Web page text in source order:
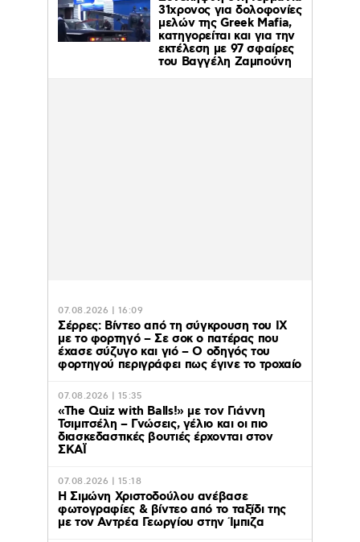
31χρονος για δολοφονίες
μελών της Greek Mafia,
κατηγορείται και για την
εκτέλεση με 97 σφαίρες
του Βαγγέλη Ζαμπούνη
07.08.2026 | 16:09
Σέρρες: Βίντεο από τη σύγκρουση του ΙΧ
με το φορτηγό – Σε σοκ ο πατέρας που
έχασε σύζυγο και γιό – Ο οδηγός του
φορτηγού περιγράφει πως έγινε το τροχαίο
07.08.2026 | 15:35
«The Quiz with Balls!» με τον Γιάννη
Τσιμιτσέλη – Γνώσεις, γέλιο και οι πιο
διασκεδαστικές βουτιές έρχονται στον
ΣΚΑΪ
07.08.2026 | 15:18
Η Σιμώνη Χριστοδούλου ανέβασε
φωτογραφίες & βίντεο από το ταξίδι της
με τον Αντρέα Γεωργίου στην Ίμπιζα